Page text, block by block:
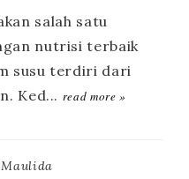
read more »